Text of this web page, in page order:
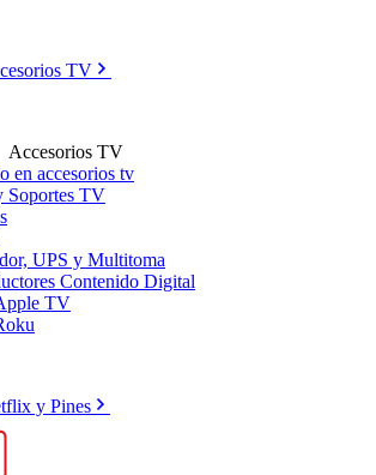
TV
Accesorios TV
en accesorios tv
Soportes TV
UPS y Multitoma
Contenido Digital
TV
y Pines